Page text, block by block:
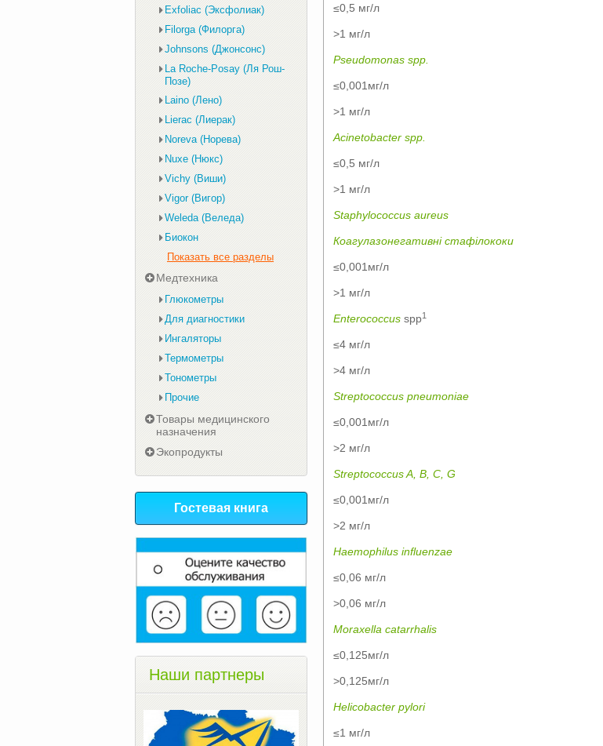
≤0,5 мг/л
>1 мг/л
Pseudomonas spp.
≤0,001мг/л
>1 мг/л
Acinetobacter spp.
≤0,5 мг/л
>1 мг/л
Staphylococcus aureus
Коагулазонегативні стафілококи
≤0,001мг/л
>1 мг/л
Enterococcus spp1
≤4 мг/л
>4 мг/л
Streptococcus pneumonіае
≤0,001мг/л
>2 мг/л
Streptococcus A, B, C, G
≤0,001мг/л
>2 мг/л
Haemophilus influenzae
≤0,06 мг/л
>0,06 мг/л
Moraxella catarrhalis
≤0,125мг/л
>0,125мг/л
Helicobacter pylori
≤1 мг/л
Exfoliac (Эксфолиак)
Filorga (Филорга)
Johnsons (Джонсонс)
La Roche-Posay (Ля Рош-
Позе)
Laino (Лено)
Lierac (Лиерак)
Noreva (Норева)
Nuxe (Нюкс)
Vichy (Виши)
Vigor (Вигор)
Weleda (Веледа)
Биокон
Показать все разделы
Медтехника
Глюкометры
Для диагностики
Ингаляторы
Термометры
Тонометры
Прочие
Товары медицинского
назначения
Экопродукты
Гостевая книга
Наши партнеры